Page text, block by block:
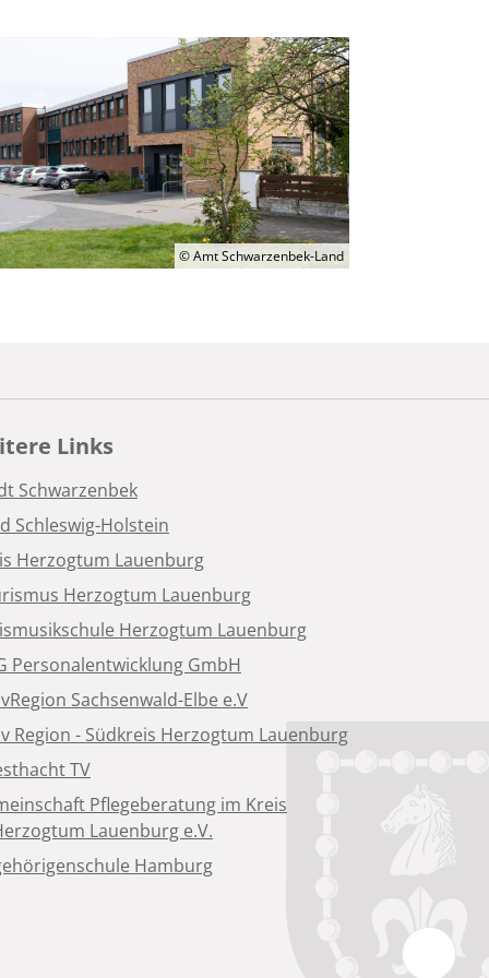
© Amt Schwarzenbek-Land
Links
Schwarzenbek
Schleswig-Holstein
Herzogtum Lauenburg
Herzogtum Lauenburg
Herzogtum Lauenburg
Personalentwicklung GmbH
Sachsenwald-Elbe e.V
Region - Südkreis Herzogtum Lauenburg
TV
Pflegeberatung im Kreis
Lauenburg e.V.
Hamburg